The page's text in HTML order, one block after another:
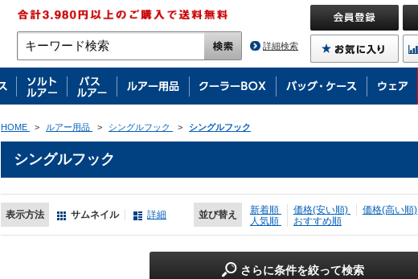
詳細検索
HOME > ルアー用品 > シングルフック > シングルフック
シングルフック
表示方法 サムネイル 詳細 並び替え 新着順 価格(安い順)
価格(高い順)
人気順
おすすめ順
さらに条件を絞って検索